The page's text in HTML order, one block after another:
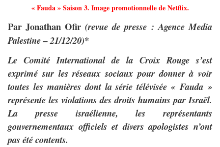
« Fauda » Saison 3. Image promotionnelle de Netflix.
Par Jonathan Ofir (revue de presse : Agence Media
Palestine – 21/12/20)*
Le Comité International de la Croix Rouge s’est
exprimé sur les réseaux sociaux pour donner à voir
toutes les manières dont la série télévisée « Fauda »
représente les violations des droits humains par Israël.
La presse israélienne, les représentants
gouvernementaux officiels et divers apologistes n’ont
pas été contents.